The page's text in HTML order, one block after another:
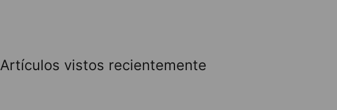
Artículos vistos recientemente